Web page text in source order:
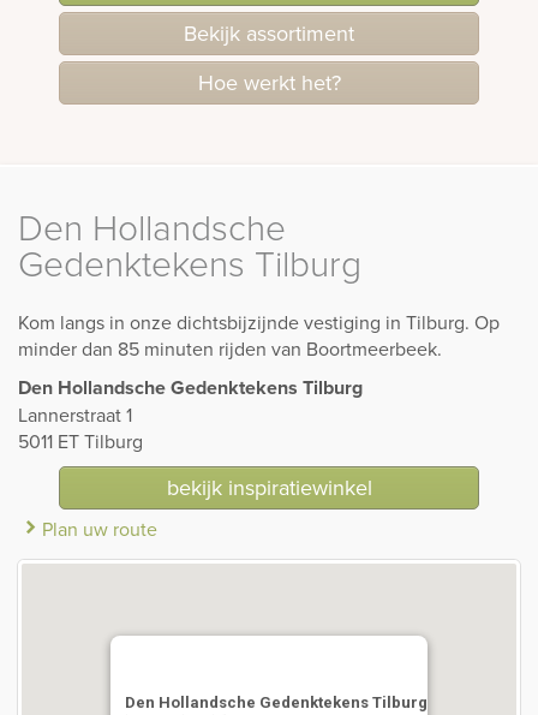
Bekijk assortiment
Hoe werkt het?
Den Hollandsche
Gedenktekens Tilburg
Kom langs in onze dichtsbijzijnde vestiging in Tilburg. Op
minder dan 85 minuten rijden van Boortmeerbeek.
Den Hollandsche Gedenktekens Tilburg
Lannerstraat 1
5011 ET Tilburg
bekijk inspiratiewinkel
Plan uw route
Den Hollandsche Gedenktekens Tilburg